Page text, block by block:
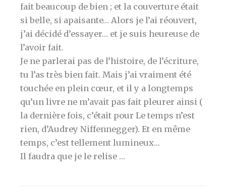
fait beaucoup de bien ; et la couverture était
si belle, si apaisante… Alors je l’ai réouvert,
j’ai décidé d’essayer… et je suis heureuse de
l’avoir fait.
Je ne parlerai pas de l’histoire, de l’écriture,
tu l’as très bien fait. Mais j’ai vraiment été
touchée en plein cœur, et il y a longtemps
qu’un livre ne m’avait pas fait pleurer ainsi (
la dernière fois, c’était pour Le temps n’est
rien, d’Audrey Niffennegger). Et en même
temps, c’est tellement lumineux…
Il faudra que je le relise …